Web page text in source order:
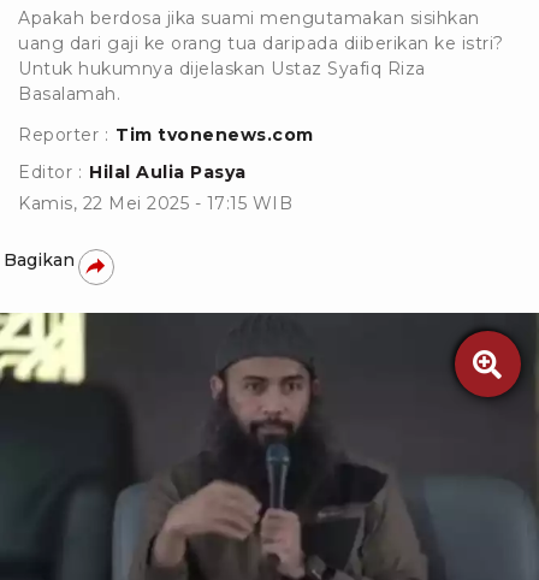
Apakah berdosa jika suami mengutamakan sisihkan
uang dari gaji ke orang tua daripada diiberikan ke istri?
Untuk hukumnya dijelaskan Ustaz Syafiq Riza
Basalamah.
Reporter : Tim tvonenews.com
Editor : Hilal Aulia Pasya
Kamis, 22 Mei 2025 - 17:15 WIB
Bagikan
